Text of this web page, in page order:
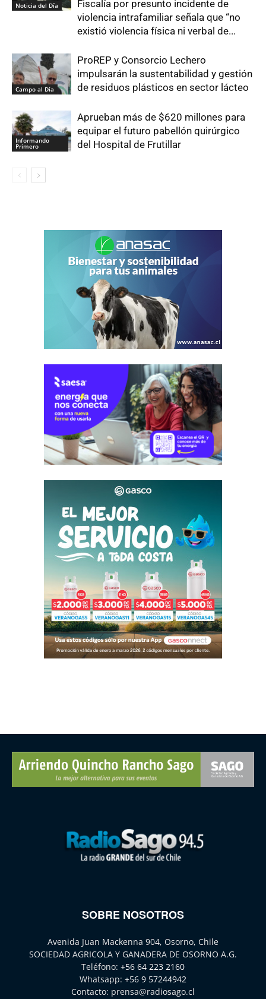
Noticia del Día
Fiscalía por presunto incidente de
violencia intrafamiliar señala que “no
existió violencia física ni verbal de...
Campo al Día
ProREP y Consorcio Lechero
impulsarán la sustentabilidad y gestión
de residuos plásticos en sector lácteo
Informando
Primero
Aprueban más de $620 millones para
equipar el futuro pabellón quirúrgico
del Hospital de Frutillar
SOBRE NOSOTROS
Avenida Juan Mackenna 904, Osorno, Chile
SOCIEDAD AGRICOLA Y GANADERA DE OSORNO A.G.
Teléfono: +56 64 223 2160
Whatsapp: +56 9 57244942
Contacto: prensa@radiosago.cl